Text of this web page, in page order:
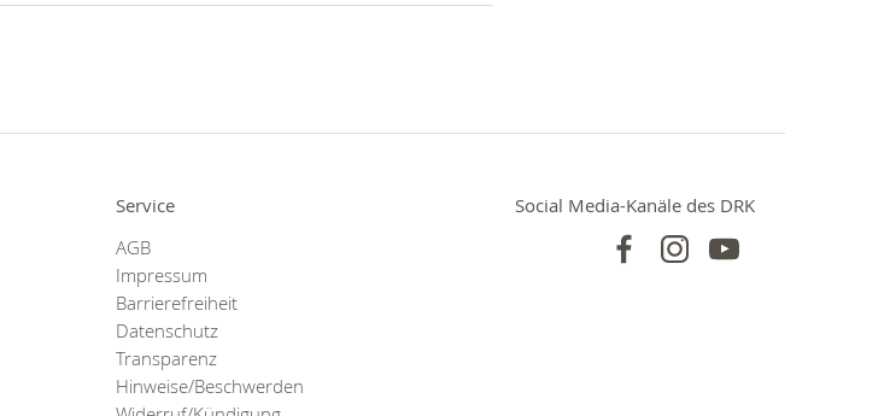
Service
AGB
Impressum
Barrierefreiheit
Datenschutz
Transparenz
Hinweise/Beschwerden
Social Media-Kanäle des DRK